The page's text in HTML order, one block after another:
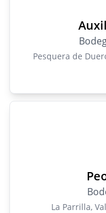
Pesquera de
La Parrilla,